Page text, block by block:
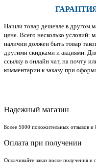
Нашли товар дешевле в другом
цене. Всего несколько
наличии должен быть товар
другими скидками и акциями.
ссылку в онлайн чат, на почту
комментарии к заказу при
Надежный магазин
Более 5000 положительных отзывов и
Оплата при получении
Оплачивайте заказ после получения и